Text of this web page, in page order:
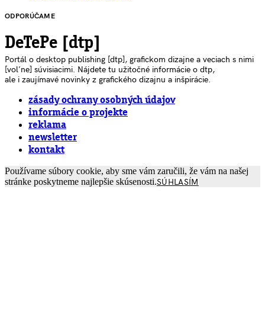
ODPORÚČAME
DeTePe [dtp]
Portál o desktop publishing [dtp], grafickom dizajne a veciach s nimi
[voľne] súvisiacimi. Nájdete tu užitočné informácie o dtp,
ale i zaujímavé novinky z grafického dizajnu a inšpirácie.
zásady ochrany osobných údajov
informácie o projekte
reklama
newsletter
kontakt
Používame súbory cookie, aby sme vám zaručili, že vám na našej
stránke poskytneme najlepšie skúsenosti.SÚHLASÍM